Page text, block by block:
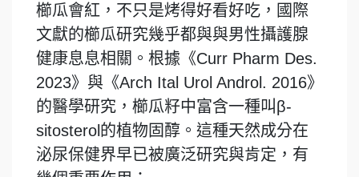
櫛瓜會紅，不只是烤得好看好吃，國際
文獻的櫛瓜研究幾乎都與與男性攝護腺
健康息息相關。根據《Curr Pharm Des.
2023》與《Arch Ital Urol Androl. 2016》
的醫學研究，櫛瓜籽中富含一種叫β-
sitosterol的植物固醇。這種天然成分在
泌尿保健界早已被廣泛研究與肯定，有